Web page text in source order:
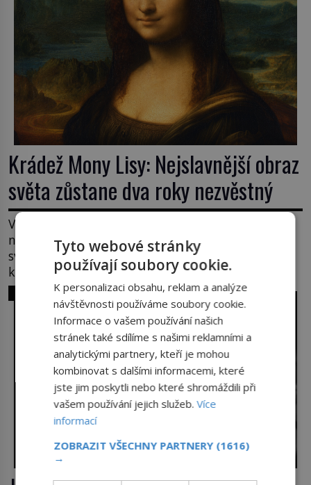
Krádež Mony Lisy: Nejslavnější obraz
světa zůstane dva roky nezvěstný
V pondělí 21. srpna 1911 visí v pařížském Louvru
na zdi prázdné háky. Obraz, který dnes zná celý
svět, je pryč. Zpočátku si nikdo nemyslí, že jde o
krádež. Zaměstnanci jsou přesvědčeni, že Mona
Lisa je jen v restaurátorské dílně nebo u fotografa.
Když se ukáže pravda, propukne jeden z největších
honů na zloděje v […]
SVĚT ZLOČINU
Tyto webové stránky
používají soubory cookie.
K personalizaci obsahu, reklam a analýze
návštěvnosti používáme soubory cookie.
Informace o vašem používání našich
stránek také sdílíme s našimi reklamními a
analytickými partnery, kteří je mohou
kombinovat s dalšími informacemi, které
jste jim poskytli nebo které shromáždili při
vašem používání jejich služeb.Více
informací
ZOBRAZIT VŠECHNY PARTNERY (1616)
→